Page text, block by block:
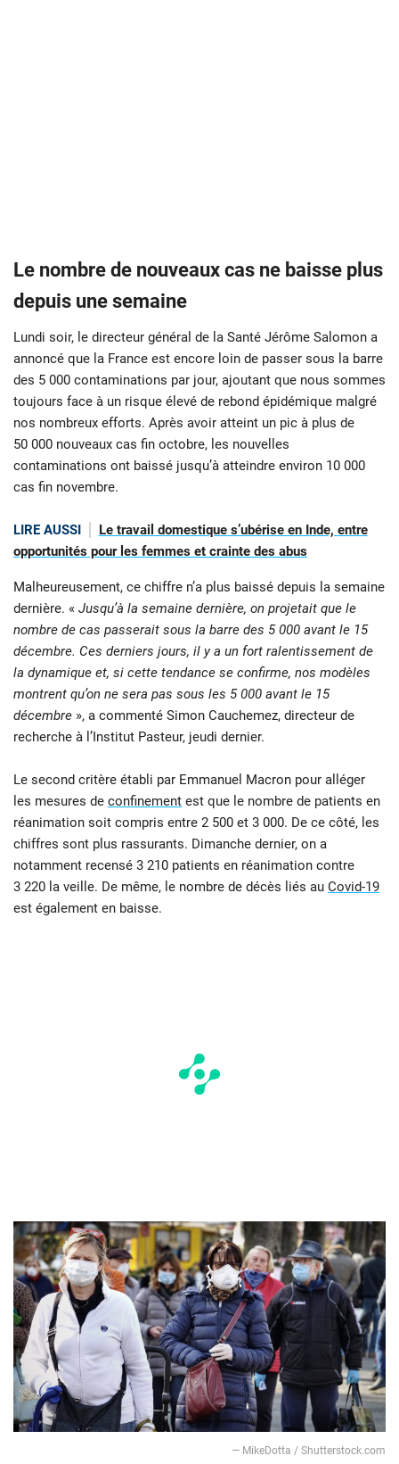
Le nombre de nouveaux cas ne baisse plus
depuis une semaine
Lundi soir, le directeur général de la Santé Jérôme Salomon a
annoncé que la France est encore loin de passer sous la barre
des 5 000 contaminations par jour, ajoutant que nous sommes
toujours face à un risque élevé de rebond épidémique malgré
nos nombreux efforts. Après avoir atteint un pic à plus de
50 000 nouveaux cas fin octobre, les nouvelles
contaminations ont baissé jusqu’à atteindre environ 10 000
cas fin novembre.
LIRE AUSSI
Le travail domestique s’ubérise en Inde, entre
opportunités pour les femmes et crainte des abus
Malheureusement, ce chiffre n’a plus baissé depuis la semaine
dernière. « Jusqu’à la semaine dernière, on projetait que le
nombre de cas passerait sous la barre des 5 000 avant le 15
décembre. Ces derniers jours, il y a un fort ralentissement de
la dynamique et, si cette tendance se confirme, nos modèles
montrent qu’on ne sera pas sous les 5 000 avant le 15
décembre », a commenté Simon Cauchemez, directeur de
recherche à l’Institut Pasteur, jeudi dernier.
Le second critère établi par Emmanuel Macron pour alléger
les mesures de confinement est que le nombre de patients en
réanimation soit compris entre 2 500 et 3 000. De ce côté, les
chiffres sont plus rassurants. Dimanche dernier, on a
notamment recensé 3 210 patients en réanimation contre
3 220 la veille. De même, le nombre de décès liés au Covid-19
est également en baisse.
— MikeDotta / Shutterstock.com